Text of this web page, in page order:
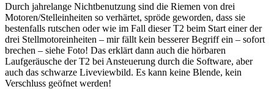
Durch jahrelange Nichtbenutzung sind die Riemen von drei
Motoren/Stelleinheiten so verhärtet, spröde geworden, dass sie
bestenfalls rutschen oder wie im Fall dieser T2 beim Start einer der
drei Stellmotoreinheiten – mir fällt kein besserer Begriff ein – sofort
brechen – siehe Foto! Das erklärt dann auch die hörbaren
Laufgeräusche der T2 bei Ansteuerung durch die Software, aber
auch das schwarze Liveviewbild. Es kann keine Blende, kein
Verschluss geöfnet werden!